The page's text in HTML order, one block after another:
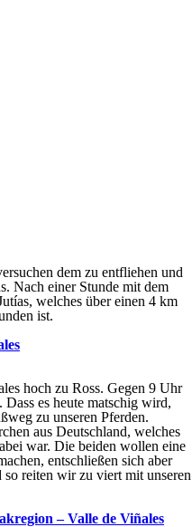
dem zu entfliehen und
Nach einer Stunde mit dem
welches über einen 4 km
ist.
hoch zu Ross. Gegen 9 Uhr
es heute matschig wird,
zu unseren Pferden.
aus Deutschland, welches
war. Die beiden wollen eine
entschließen sich aber
reiten wir zu viert mit unseren
– Valle de Viñales